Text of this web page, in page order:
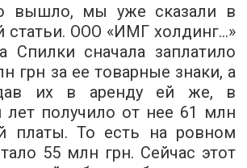
вышло, мы уже сказали в
статьи. ООО «ИМГ холдинг...»
Спилки сначала заплатило
грн за ее товарные знаки, а
их в аренду ей же, в
лет получило от нее 61 млн
платы. То есть на ровном
55 млн грн. Сейчас этот